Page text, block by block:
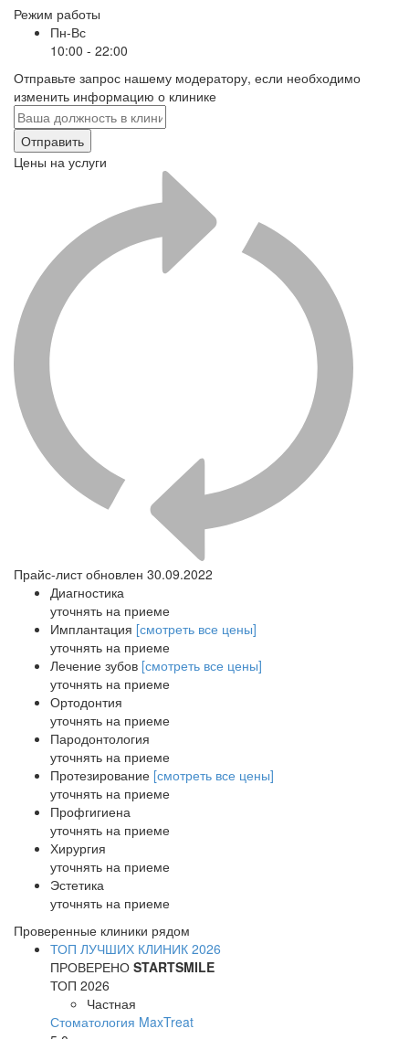
Режим работы
Пн-Вс
10:00 - 22:00
Отправьте запрос нашему модератору, если необходимо
изменить информацию о клинике
Отправить
Цены на услуги
Прайс-лист обновлен 30.09.2022
Диагностика
уточнять на приеме
Имплантация [смотреть все цены]
уточнять на приеме
Лечение зубов [смотреть все цены]
уточнять на приеме
Ортодонтия
уточнять на приеме
Пародонтология
уточнять на приеме
Протезирование [смотреть все цены]
уточнять на приеме
Профгигиена
уточнять на приеме
Хирургия
уточнять на приеме
Эстетика
уточнять на приеме
Проверенные клиники рядом
ТОП ЛУЧШИХ КЛИНИК 2026
ПРОВЕРЕНО STARTSMILE
ТОП 2026
Частная
Стоматология MaxTreat